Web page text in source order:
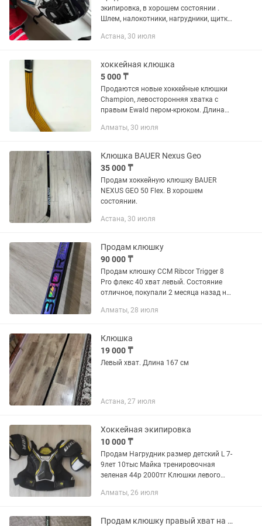
экипировка, в хорошем состоянии .
Шлем, налокотники, нагрудники, щитки,
клюшка тоже есть. Отдельно). Размер
Астана, 30 июля
хоккейная клюшка
5 000 ₸
Продаются новые хоккейные клюшки
Champion, левосторонняя хватка с
правым Ewald пером-крюком. Длина
Возможна доставка за 1000т. по
Алматы, 30 июля
Клюшка BAUER Nexus Geo
35 000 ₸
Продам хоккейную клюшку BAUER
NEXUS GEO 50 Flex. В хорошем
состоянии.
Астана, 30 июля
Продам клюшку
90 000 ₸
Продам клюшку CCM Ribcor Trigger 8
Pro флекс 40 хват левый. Состояние
отличное, покупали 2 месяца назад не
рассрочка, кредит. Торг есть
Алматы, 28 июля
Клюшка
19 000 ₸
Левый хват. Длина 167 см
Астана, 27 июля
Хоккейная экипировка
10 000 ₸
Продам Нагрудник размер детский L 7-
9лет 10тыс Майка тренировочная
зеленая 44р 2000тг Клюшки левого
90тыс Warrior 35flex Alpha LX Pro 50тыс
Алматы, 26 июля
Продам клюшку правый хват на 175 см